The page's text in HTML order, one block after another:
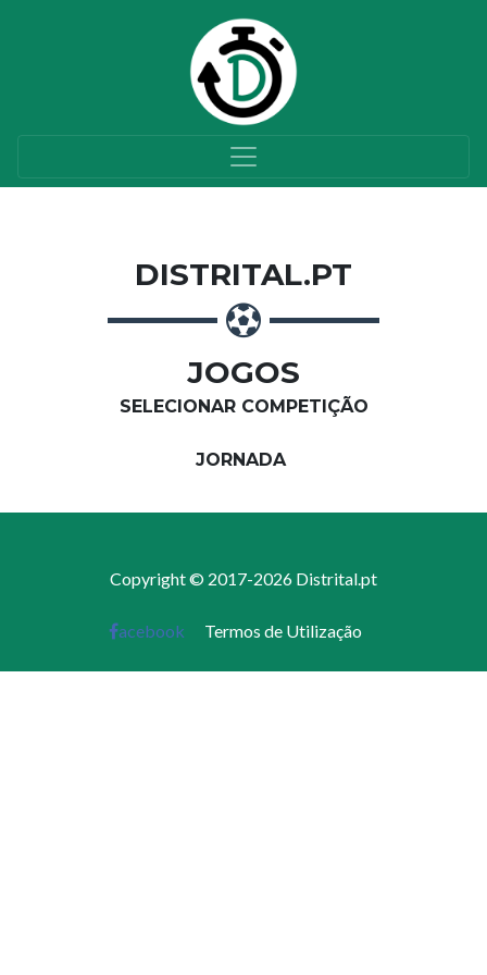
DISTRITAL.PT
JOGOS
SELECIONAR COMPETIÇÃO
JORNADA
Copyright © 2017-2026 Distrital.pt
acebook Termos de Utilização